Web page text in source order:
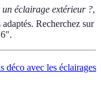
éclairage extérieur ?,
Recherchez sur
déco avec les éclairages